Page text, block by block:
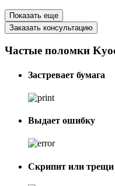
Показать еще
Заказать консультацию
Частые поломки
Застревает бумага
Выдает ошибку
Скрипит или трещи